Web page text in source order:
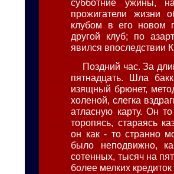
субботние ужины,
прожигатели жизни
клубом в его новом
другой клуб; по
явился впоследствии
Поздний час. За
пятнадцать. Шла
изящный брюнет,
холеной, слегка
атласную карту. Он
торопясь, стараясь
он как - то странно
было неподвижно,
сотенных, тысяч на
более мелких